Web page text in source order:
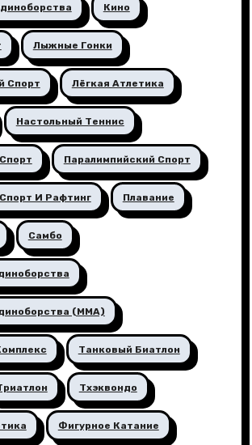
Кино
Лыжные Гонки
Спорт Лёгкая Атлетика
Настольный Теннис
Паралимпийский Спорт
И Рафтинг Плавание
Самбо
(ММА)
Танковый Биатлон
Тхэквондо
Фигурное Катание